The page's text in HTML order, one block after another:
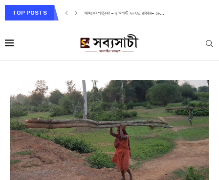
TOP POSTS আজকের পত্রিকা – ২ আগস্ট ২০২৬, রবিবার– ১৬...